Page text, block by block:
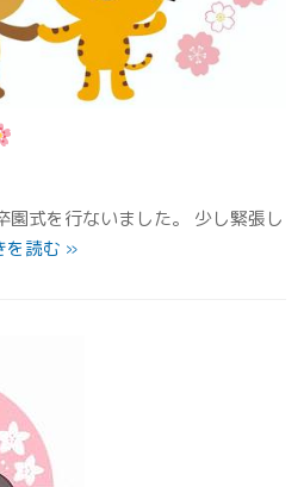
式を行ないました。 少し緊張し
を読む »